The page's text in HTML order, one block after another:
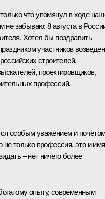
что упомянул в ходе
не забываю: 8 августа в
Хотел бы поздравить
участников
строителей,
проектировщиков,
профессий.
особым уважением и
не только профессия, это и имя
– нет ничего более
опыту, современным